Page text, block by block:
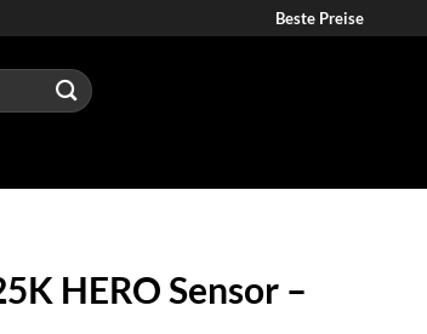
Beste Preise
HERO Sensor –